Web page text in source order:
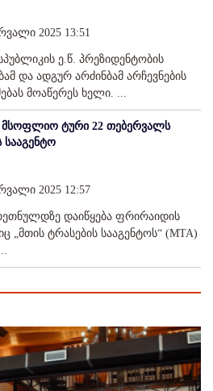
2025 13:51
ე.წ. პრეზიდენტობის
და ადგურ არძინბამ არჩევნების
მოაწერეს ხელი. ...
ტური 22 თებერვალს
სააგენტო
2025 12:57
დაიწყება ფრირაიდის
ტრასების სააგენტოს“ (MTA)